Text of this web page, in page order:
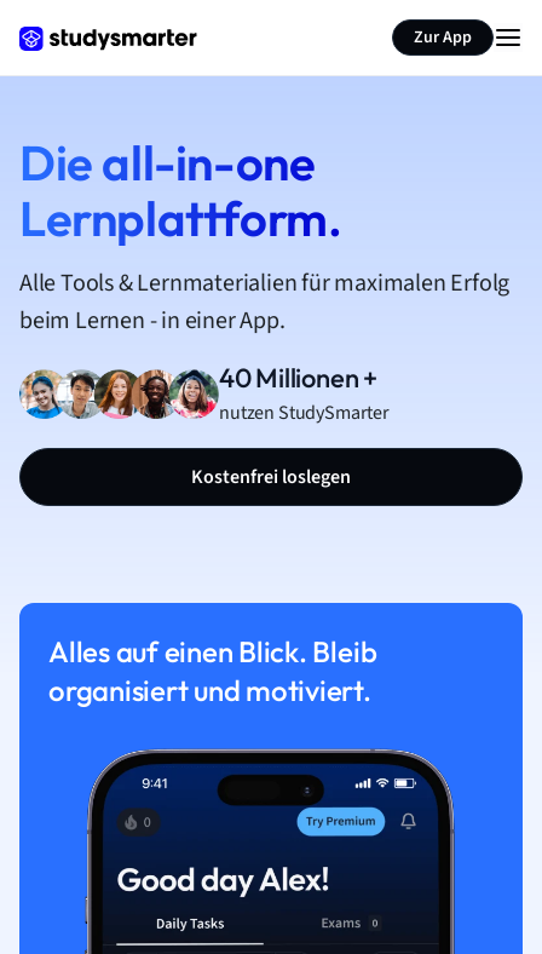
Zur App
Die all-in-one
Lernplattform.
Alle Tools & Lernmaterialien für maximalen Erfolg
beim Lernen - in einer App.
40 Millionen +
nutzen StudySmarter
Kostenfrei loslegen
Alles auf einen Blick. Bleib
organisiert und motiviert.